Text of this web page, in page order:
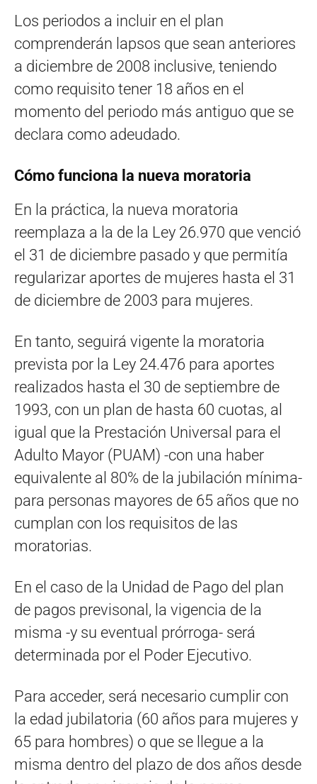
Los periodos a incluir en el plan
comprenderán lapsos que sean anteriores
a diciembre de 2008 inclusive, teniendo
como requisito tener 18 años en el
momento del periodo más antiguo que se
declara como adeudado.
Cómo funciona la nueva moratoria
En la práctica, la nueva moratoria
reemplaza a la de la Ley 26.970 que venció
el 31 de diciembre pasado y que permitía
regularizar aportes de mujeres hasta el 31
de diciembre de 2003 para mujeres.
En tanto, seguirá vigente la moratoria
prevista por la Ley 24.476 para aportes
realizados hasta el 30 de septiembre de
1993, con un plan de hasta 60 cuotas, al
igual que la Prestación Universal para el
Adulto Mayor (PUAM) -con una haber
equivalente al 80% de la jubilación mínima-
para personas mayores de 65 años que no
cumplan con los requisitos de las
moratorias.
En el caso de la Unidad de Pago del plan
de pagos previsonal, la vigencia de la
misma -y su eventual prórroga- será
determinada por el Poder Ejecutivo.
Para acceder, será necesario cumplir con
la edad jubilatoria (60 años para mujeres y
65 para hombres) o que se llegue a la
misma dentro del plazo de dos años desde